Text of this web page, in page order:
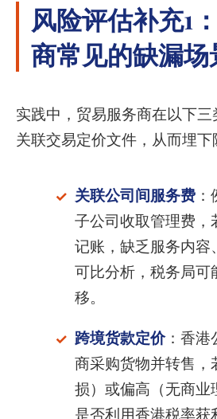
风险评估补充1
商常见的缺漏场
实践中，贸易服务商在以下
关联交易定价文件，从而埋下
关联公司间服务费：
子公司收取管理费
记账，缺乏服务内容
可比分析，税务局可
移。
跨境货款定价：香港
商采购货物并转售，
损）或偏高（无商业
是否利用香港税率获